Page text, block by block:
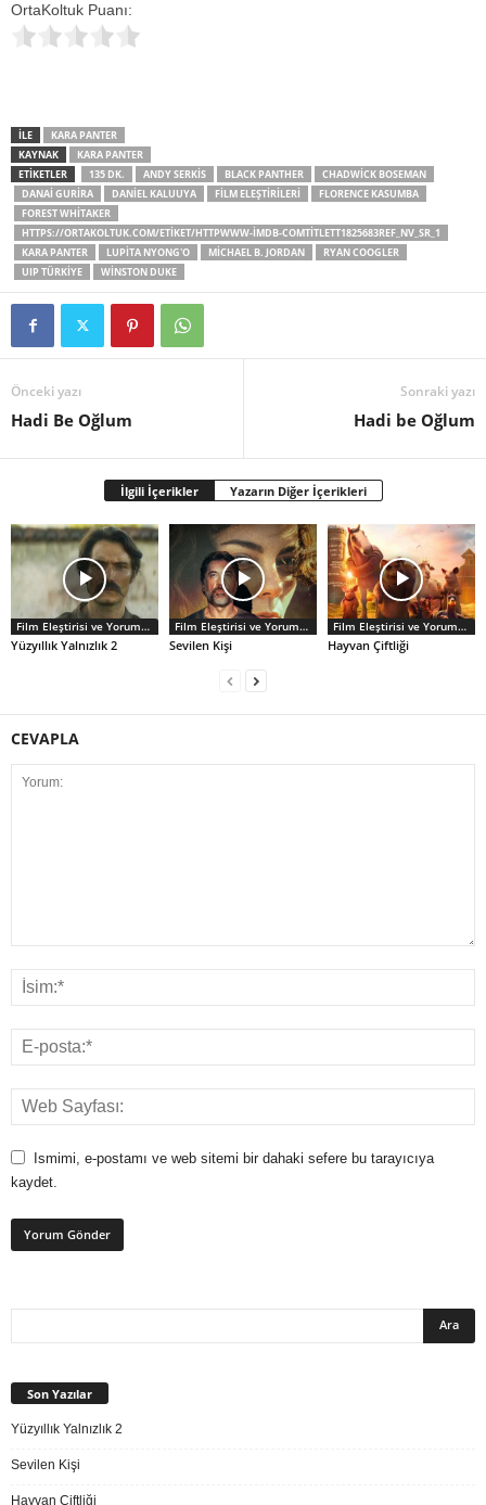
OrtaKoltuk Puanı:
İLE
KARA PANTER
KAYNAK
KARA PANTER
ETİKETLER
135 DK. ANDY SERKIS BLACK PANTHER
CHADWICK BOSEMAN
DANAI GURIRA
DANIEL KALUUYA FILM ELEŞTIRILERI
FLORENCE KASUMBA
FOREST WHITAKER
HTTPS://ORTAKOLTUK.COM/ETIKET/HTTPWWW-IMDB-COMTITLETT1825683REF_NV_SR_1
KARA PANTER
LUPITA NYONG'O MICHAEL B. JORDAN
RYAN COOGLER
UIP TÜRKIYE
WINSTON DUKE
Önceki yazı
Hadi Be Oğlum
Sonraki yazı
Hadi be Oğlum
İlgili İçerikler Yazarın Diğer İçerikleri
Film Eleştirisi ve Yorumlar
Yüzyıllık Yalnızlık 2
Film Eleştirisi ve Yorumlar
Sevilen Kişi
Film Eleştirisi ve Yorumlar
Hayvan Çiftliği
CEVAPLA
Ismimi, e-postamı ve web sitemi bir dahaki sefere bu tarayıcıya
kaydet.
Son Yazılar
Yüzyıllık Yalnızlık 2
Sevilen Kişi
Hayvan Çiftliği